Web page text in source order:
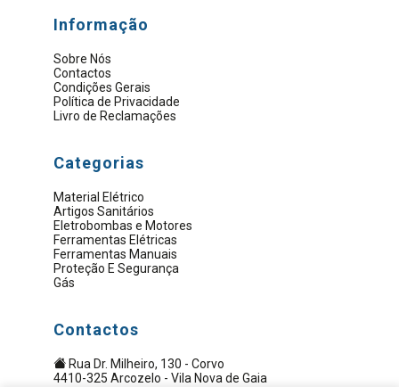
Informação
Sobre Nós
Contactos
Condições Gerais
Política de Privacidade
Livro de Reclamações
Categorias
Material Elétrico
Artigos Sanitários
Eletrobombas e Motores
Ferramentas Elétricas
Ferramentas Manuais
Proteção E Segurança
Gás
Contactos
Rua Dr. Milheiro, 130 - Corvo
4410-325 Arcozelo - Vila Nova de Gaia